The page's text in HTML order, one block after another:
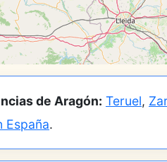
de Aragón: Teruel,
España.